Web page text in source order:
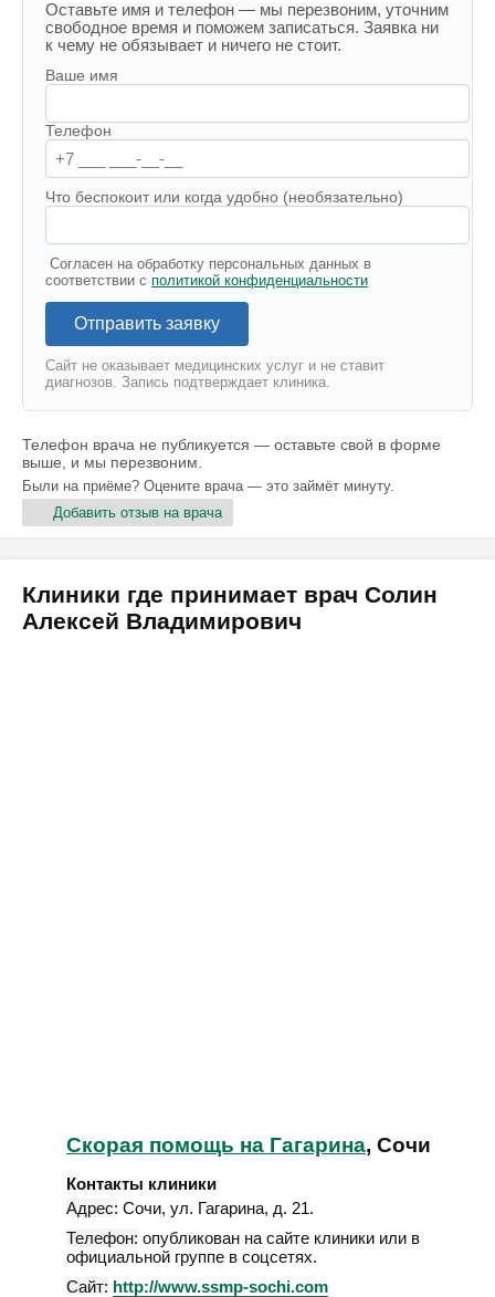
Оставьте имя и телефон — мы перезвоним, уточним
свободное время и поможем записаться. Заявка ни
к чему не обязывает и ничего не стоит.
Ваше имя
Телефон
Что беспокоит или когда удобно (необязательно)
Согласен на обработку персональных данных в
соответствии с политикой конфиденциальности
Отправить заявку
Сайт не оказывает медицинских услуг и не ставит
диагнозов. Запись подтверждает клиника.
Телефон врача не публикуется — оставьте свой в форме
выше, и мы перезвоним.
Были на приёме? Оцените врача — это займёт минуту.
Добавить отзыв на врача
Клиники где принимает врач Солин
Алексей Владимирович
Скорая помощь на Гагарина, Сочи
Контакты клиники
Адрес: Сочи, ул. Гагарина, д. 21.
Телефон: опубликован на сайте клиники или в
официальной группе в соцсетях.
Сайт: http://www.ssmp-sochi.com